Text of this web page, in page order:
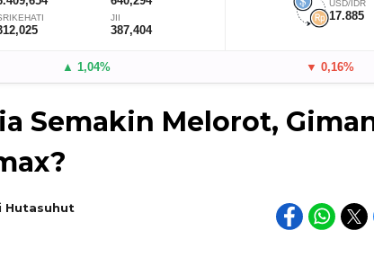
JII
387,404
USD/IDR
17.885
▲ 1,04% ▼ 0,16%
Semakin Melorot,
Hutasuhut